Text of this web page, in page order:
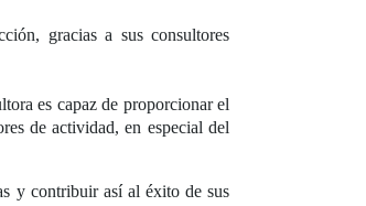
gracias a sus consultores
es capaz de proporcionar el
de actividad, en especial del
y contribuir así al éxito de sus